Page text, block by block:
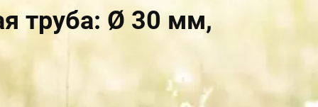
труба: Ø 30 мм,